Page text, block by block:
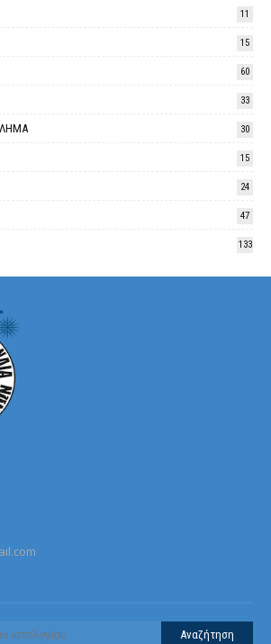
11
15
60
33
30
15
24
47
133